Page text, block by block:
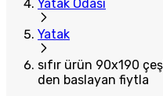
Yatak Odası
Yatak
sıfır ürün 90x190
den baslayan fiytla